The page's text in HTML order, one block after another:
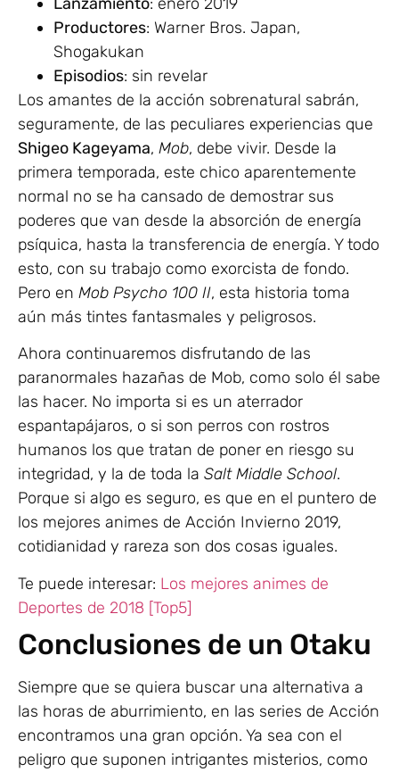
Productores: Warner Bros. Japan,
Shogakukan
Episodios: sin revelar
Los amantes de la acción sobrenatural sabrán,
seguramente, de las peculiares experiencias que
Shigeo Kageyama, Mob, debe vivir. Desde la
primera temporada, este chico aparentemente
normal no se ha cansado de demostrar sus
poderes que van desde la absorción de energía
psíquica, hasta la transferencia de energía. Y todo
esto, con su trabajo como exorcista de fondo.
Pero en Mob Psycho 100 II, esta historia toma
aún más tintes fantasmales y peligrosos.
Ahora continuaremos disfrutando de las
paranormales hazañas de Mob, como solo él sabe
las hacer. No importa si es un aterrador
espantapájaros, o si son perros con rostros
humanos los que tratan de poner en riesgo su
integridad, y la de toda la Salt Middle School.
Porque si algo es seguro, es que en el puntero de
los mejores animes de Acción Invierno 2019,
cotidianidad y rareza son dos cosas iguales.
Te puede interesar: Los mejores animes de
Deportes de 2018 [Top5]
Conclusiones de un Otaku
Siempre que se quiera buscar una alternativa a
las horas de aburrimiento, en las series de Acción
encontramos una gran opción. Ya sea con el
peligro que suponen intrigantes misterios, como